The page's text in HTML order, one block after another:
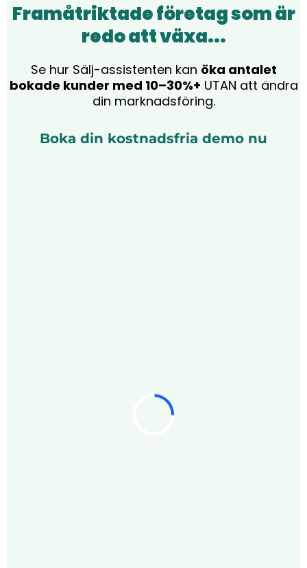
Framåtriktade företag som är
redo att växa...
Se hur Sälj-assistenten kan öka antalet
bokade kunder med 10–30%+ UTAN att ändra
din marknadsföring.
Boka din kostnadsfria demo nu